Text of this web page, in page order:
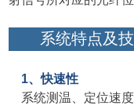
系统特点及
1、快速性
系统测温、定位速